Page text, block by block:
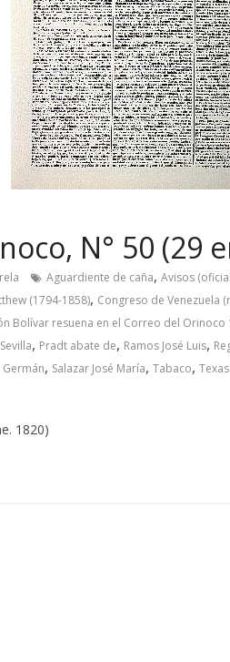
N° 50 (29
Aguardiente de caña, Avisos
(1794-1858), Congreso de Venezuela
Bolívar resuena en el Correo del Orinoco
, Pradt abate de, Ramos José Luis,
Germán, Salazar José María, Tabaco,
1820)